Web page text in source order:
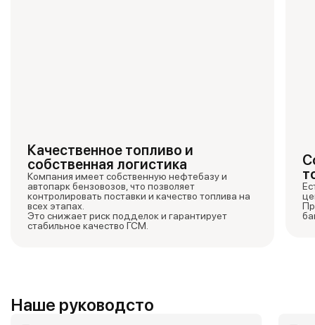
Качественное топливо и
собственная логистика
Компания имеет собственную нефтебазу и
автопарк бензовозов, что позволяет
контролировать поставки и качество топлива на
всех этапах.
Это снижает риск подделок и гарантирует
стабильное качество ГСМ.
Наше руководсто